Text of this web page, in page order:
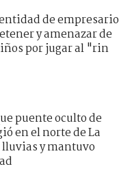
de empresario
y amenazar de
por jugar al "rin
puente oculto de
en el norte de La
lluvias y mantuvo